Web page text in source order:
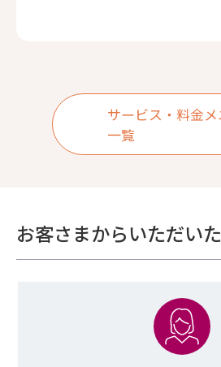
サービス・料金
一覧
お客さまからいただい